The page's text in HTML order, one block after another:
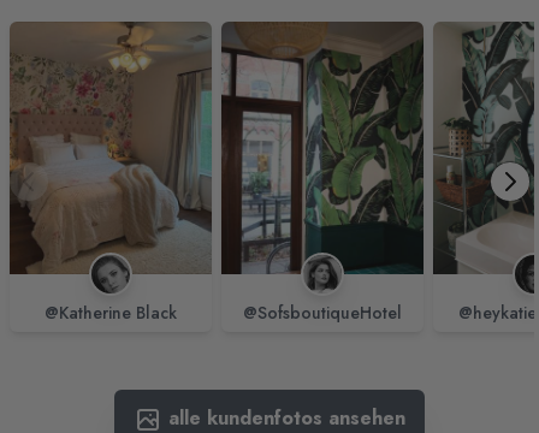
@Katherine Black @SofsboutiqueHotel
alle kundenfotos ansehen